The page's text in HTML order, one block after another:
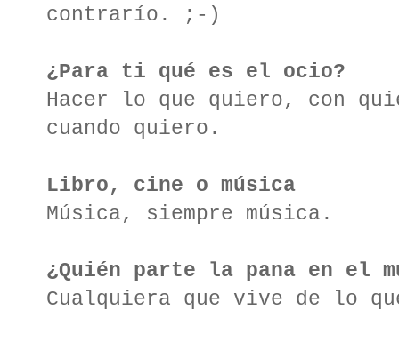
contrarío. ;-)
¿Para ti qué es el ocio?
Hacer lo que quiero, con
cuando quiero.
Libro, cine o música
Música, siempre música.
¿Quién parte la pana en el
Cualquiera que vive de lo